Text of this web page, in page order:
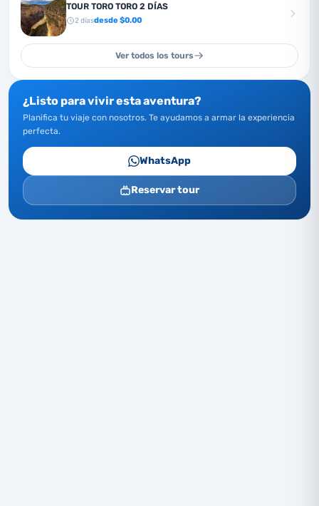
TOUR TORO TORO 2 DÍAS
2díasdesde $0.00
Ver todos los tours
¿Listo para vivir esta aventura?
Planifica tu viaje con nosotros. Te ayudamos a armar la experiencia
perfecta.
WhatsApp
Reservar tour